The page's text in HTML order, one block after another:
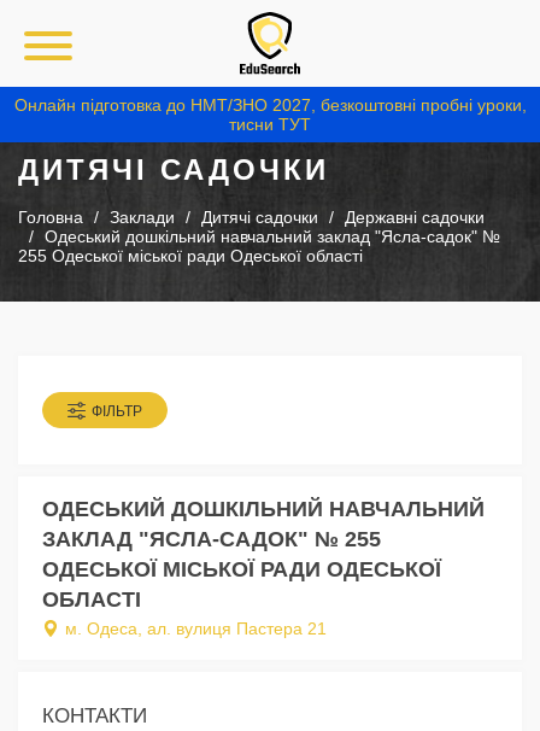
Онлайн підготовка до НМТ/ЗНО 2027, безкоштовні пробні уроки,
тисни ТУТ
ДИТЯЧІ САДОЧКИ
Головна Заклади Дитячі садочки
Державні садочки
Одеський дошкільний навчальний заклад "Ясла-садок" №
255 Одеської міської ради Одеської області
ФІЛЬТР
ОДЕСЬКИЙ ДОШКІЛЬНИЙ НАВЧАЛЬНИЙ
ЗАКЛАД "ЯСЛА-САДОК" № 255
ОДЕСЬКОЇ МІСЬКОЇ РАДИ ОДЕСЬКОЇ
ОБЛАСТІ
м. Одеса, ал. вулиця Пастера 21
КОНТАКТИ